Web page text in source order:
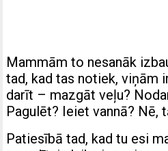
Mammām to nesanāk
tad, kad tas notiek, viņām
darīt – mazgāt veļu?
Pagulēt? Ieiet vannā? Nē,
Patiesībā tad, kad tu esi